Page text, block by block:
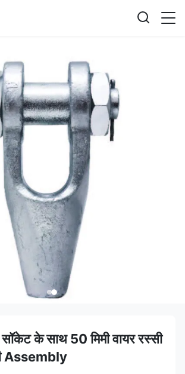
के साथ 50 मिमी वायर रस्सी
Assembly